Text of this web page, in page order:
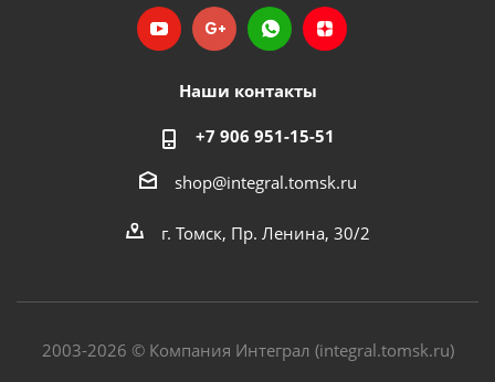
Наши контакты
+7 906 951-15-51
shop@integral.tomsk.ru
г. Томск, Пр. Ленина, 30/2
2003-2026 © Компания Интеграл (integral.tomsk.ru)